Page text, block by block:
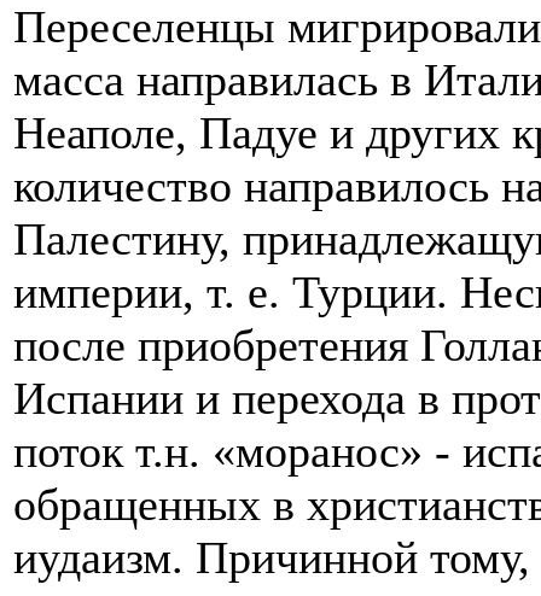
Переселенцы
масса направилась в
Неаполе, Падуе и других
количество направилось
Палестину,
империи, т. е. Турции.
после приобретения
Испании и перехода в
поток т.н. «моранос» -
обращенных в
иудаизм. Причинной